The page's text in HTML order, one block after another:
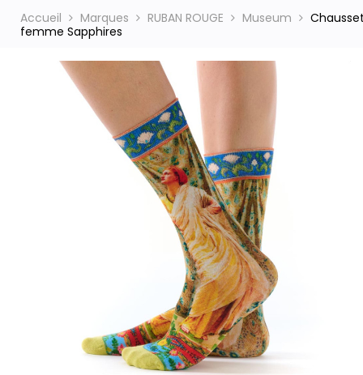
Accueil Marques RUBAN ROUGE Museum
femme Sapphires